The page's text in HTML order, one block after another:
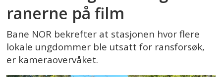
ranerne på film
Bane NOR bekrefter at stasjonen hvor flere
lokale ungdommer ble utsatt for ransforsøk,
er kameraovervåket.